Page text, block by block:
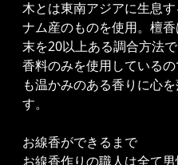
木とは東南アジアに生息
ナム産のものを使用。檀
末を20以上ある調合方法
香料のみを使用している
も温かみのある香りに心
す。
お線香ができるまで
お線香作りの職人は全て